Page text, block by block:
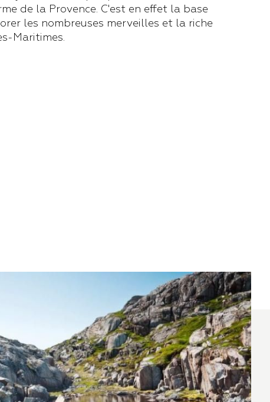
de la Provence. C'est en effet la base
les nombreuses merveilles et la riche
Maritimes.